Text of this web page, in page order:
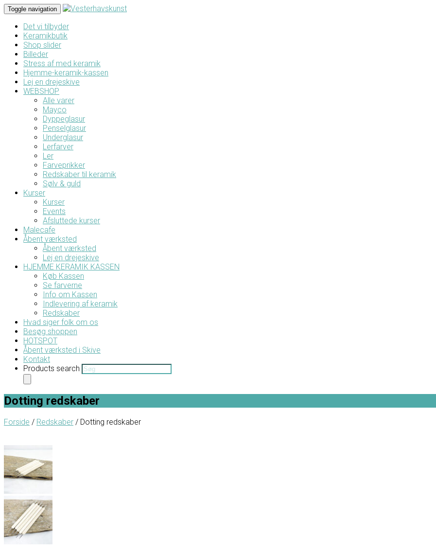
Toggle navigation
Det vi tilbyder
Keramikbutik
Shop slider
Billeder
Stress af med keramik
Hjemme-keramik-kassen
Lej en drejeskive
WEBSHOP
Alle varer
Mayco
Dyppeglasur
Penselglasur
Underglasur
Lerfarver
Ler
Farveprikker
Redskaber til keramik
Sølv & guld
Kurser
Kurser
Events
Afsluttede kurser
Malecafe
Åbent værksted
Åbent værksted
Lej en drejeskive
HJEMME KERAMIK KASSEN
Køb Kassen
Se farverne
Info om Kassen
Indlevering af keramik
Redskaber
Hvad siger folk om os
Besøg shoppen
HOTSPOT
Åbent værksted i Skive
Kontakt
Products search
Dotting redskaber
Forside / Redskaber / Dotting redskaber